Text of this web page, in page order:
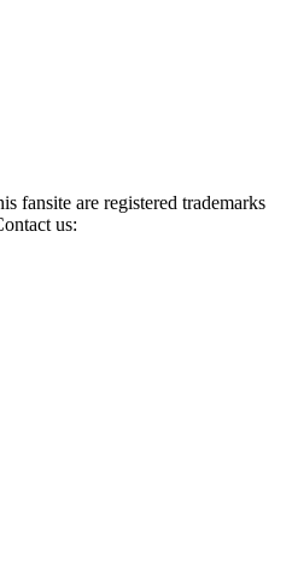
fansite are registered trademarks
us: